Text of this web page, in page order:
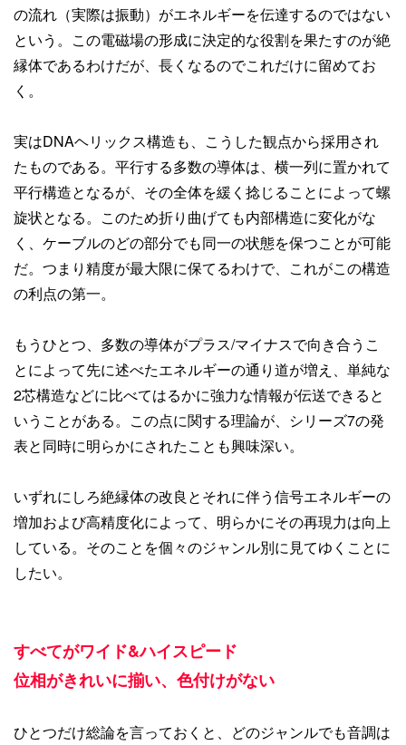
の流れ（実際は振動）がエネルギーを伝達するのではない
という。この電磁場の形成に決定的な役割を果たすのが絶
縁体であるわけだが、長くなるのでこれだけに留めてお
く。
実はDNAヘリックス構造も、こうした観点から採用され
たものである。平行する多数の導体は、横一列に置かれて
平行構造となるが、その全体を緩く捻じることによって螺
旋状となる。このため折り曲げても内部構造に変化がな
く、ケーブルのどの部分でも同一の状態を保つことが可能
だ。つまり精度が最大限に保てるわけで、これがこの構造
の利点の第一。
もうひとつ、多数の導体がプラス/マイナスで向き合うこ
とによって先に述べたエネルギーの通り道が増え、単純な
2芯構造などに比べてはるかに強力な情報が伝送できると
いうことがある。この点に関する理論が、シリーズ7の発
表と同時に明らかにされたことも興味深い。
いずれにしろ絶縁体の改良とそれに伴う信号エネルギーの
増加および高精度化によって、明らかにその再現力は向上
している。そのことを個々のジャンル別に見てゆくことに
したい。
すべてがワイド&ハイスピード
位相がきれいに揃い、色付けがない
ひとつだけ総論を言っておくと、どのジャンルでも音調は